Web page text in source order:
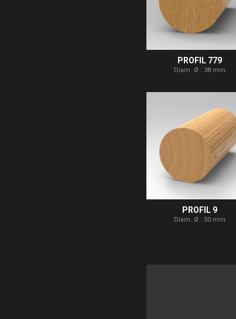
PROFIL 779
Diam. Ø : 38 mm
PROFIL 9
Diam. Ø : 50 mm